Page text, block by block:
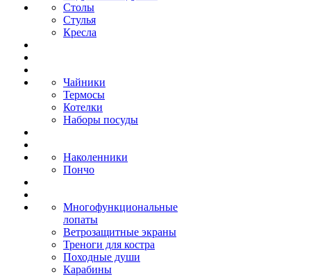
Столы
Стулья
Кресла
Чайники
Термосы
Котелки
Наборы посуды
Наколенники
Пончо
Многофункциональные
лопаты
Ветрозащитные экраны
Треноги для костра
Походные души
Карабины